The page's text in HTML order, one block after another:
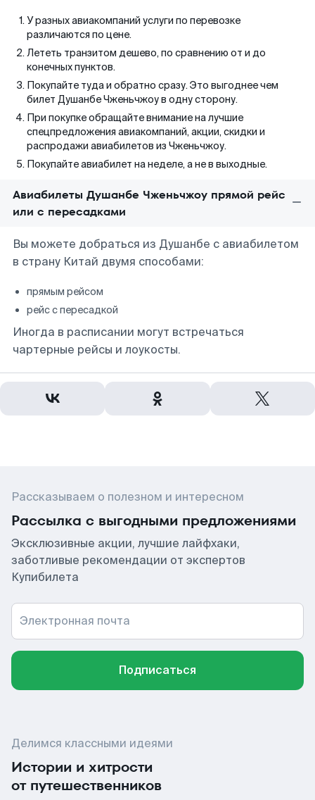
У разных авиакомпаний услуги по перевозке
различаются по цене.
Лететь транзитом дешево, по сравнению от и до
конечных пунктов.
Покупайте туда и обратно сразу. Это выгоднее чем
билет Душанбе Чженьчжоу в одну сторону.
При покупке обращайте внимание на лучшие
спецпредложения авиакомпаний, акции, скидки и
распродажи авиабилетов из Чженьчжоу.
Покупайте авиабилет на неделе, а не в выходные.
Авиабилеты Душанбе Чженьчжоу прямой рейс
или с пересадками
Вы можете добраться из Душанбе с авиабилетом
в страну Китай двумя способами:
прямым рейсом
рейс с пересадкой
Иногда в расписании могут встречаться
чартерные рейсы и лоукосты.
Рассказываем о полезном и интересном
Рассылка с выгодными предложениями
Эксклюзивные акции, лучшие лайфхаки,
заботливые рекомендации от экспертов
Купибилета
Электронная почта
Подписаться
Делимся классными идеями
Истории и хитрости
от путешественников